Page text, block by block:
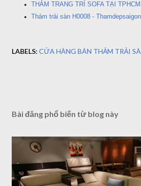
THẢM TRANG TRÍ SOFA TẠI
Thảm trải sàn H0008 - Thamdepsaigon
LABELS: CỬA HÀNG BÁN THẢM TRẢI
Bài đăng phổ biến từ blog này